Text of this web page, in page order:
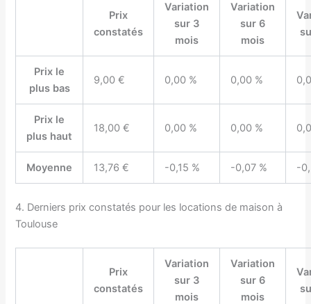
Prix
constatés
Variation
sur 3
mois
Variation
sur 6
mois
Prix le
plus bas
9,00 € 0,00 % 0,00 %
Prix le
plus haut
18,00 € 0,00 % 0,00 %
Moyenne 13,76 € -0,15 % -0,07 % -
4. Derniers prix constatés pour les locations de maison à
Toulouse
Prix
constatés
Variation
sur 3
mois
Variation
sur 6
mois